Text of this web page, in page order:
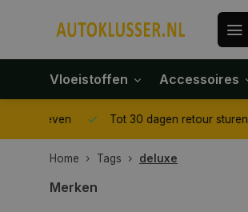
Vloeistoffen Accessoires
Tot 30 dagen retour sturen.
Home Tags deluxe
Merken